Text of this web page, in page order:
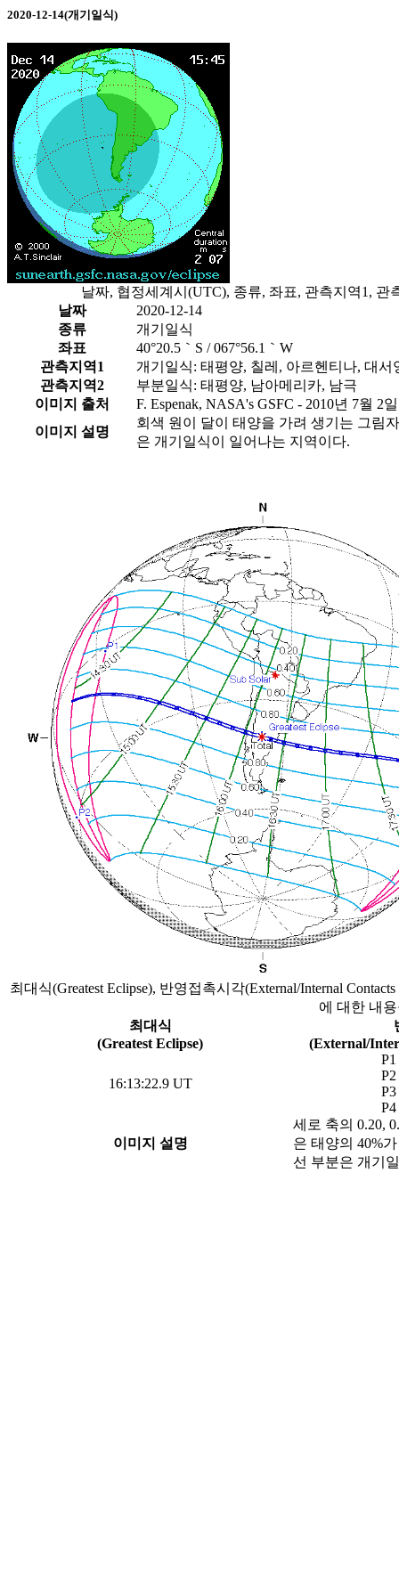
2020-12-14(개기일식)
날짜, 협정세계시(UTC), 종류, 좌표, 관측지역1,
날짜
2020-12-14
종류
개기일식
좌표
40°20.5｀S / 067°56.1｀W
관측지역1
개기일식: 태평양, 칠레, 아르헨티나, 대서
관측지역2
부분일식: 태평양, 남아메리카, 남극
이미지 출처
F. Espenak, NASA's GSFC - 2010년 7월 2일
이미지 설명
회색 원이 달이 태양을 가려 생기는 그림
은 개기일식이 일어나는 지역이다.
최대식(Greatest Eclipse), 반영접촉시각(External/Internal
에 대한 내
최대식
(Greatest Eclipse)
(External/
16:13:22.9 UT
이미지 설명
세로 축의 0.20,
은 태양의 40%
선 부분은 개기